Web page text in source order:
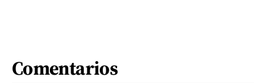
Comentarios